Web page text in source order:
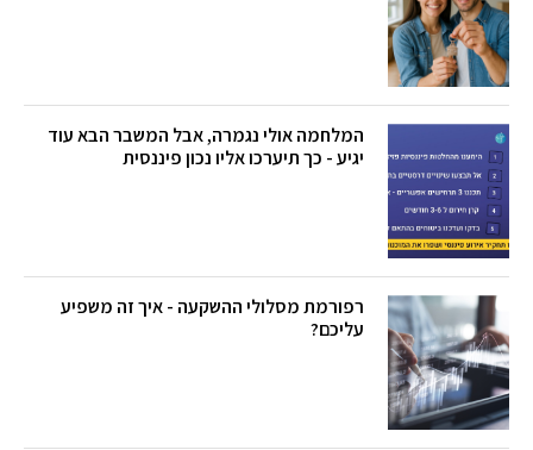
המלחמה אולי נגמרה, אבל המשבר הבא עוד
יגיע - כך תיערכו אליו נכון פיננסית
​​​​​​​​​​​רפורמת מסלולי ההשקעה - איך זה משפיע
עליכם?